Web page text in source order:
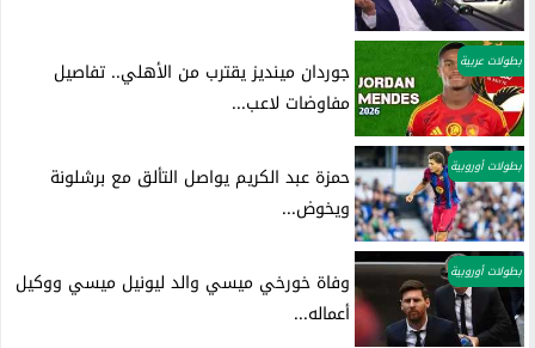
بطولات عربية
جوردان مينديز يقترب من الأهلي.. تفاصيل
مفاوضات لاعب...
بطولات أوروبية
حمزة عبد الكريم يواصل التألق مع برشلونة
ويخوض...
بطولات أوروبية
وفاة خورخي ميسي والد ليونيل ميسي ووكيل
أعماله...